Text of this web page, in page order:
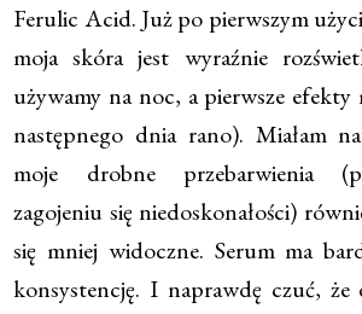
Ferulic Acid. Już po pierwszym
moja skóra jest wyraźnie
używamy na noc, a pierwsze efekty
następnego dnia rano). Miałam
moje drobne przebarwienia
zagojeniu się niedoskonałości)
się mniej widoczne. Serum ma
konsystencję. I naprawdę czuć, że